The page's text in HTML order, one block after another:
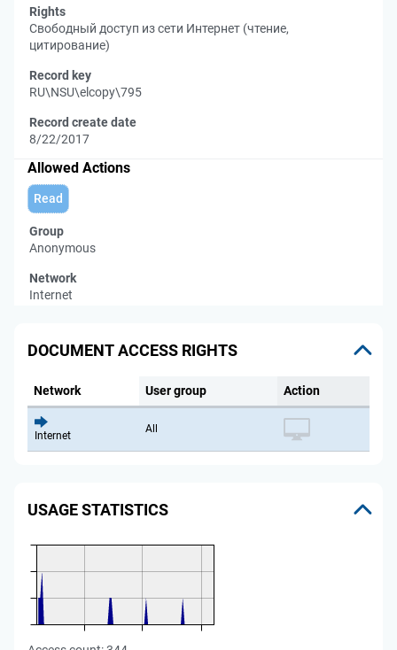
Rights
Свободный доступ из сети Интернет (чтение,
цитирование)
Record key
RU\NSU\elcopy\795
Record create date
8/22/2017
Allowed Actions
Read
Group
Anonymous
Network
Internet
DOCUMENT ACCESS RIGHTS
Network User group Action
Internet
All
USAGE STATISTICS